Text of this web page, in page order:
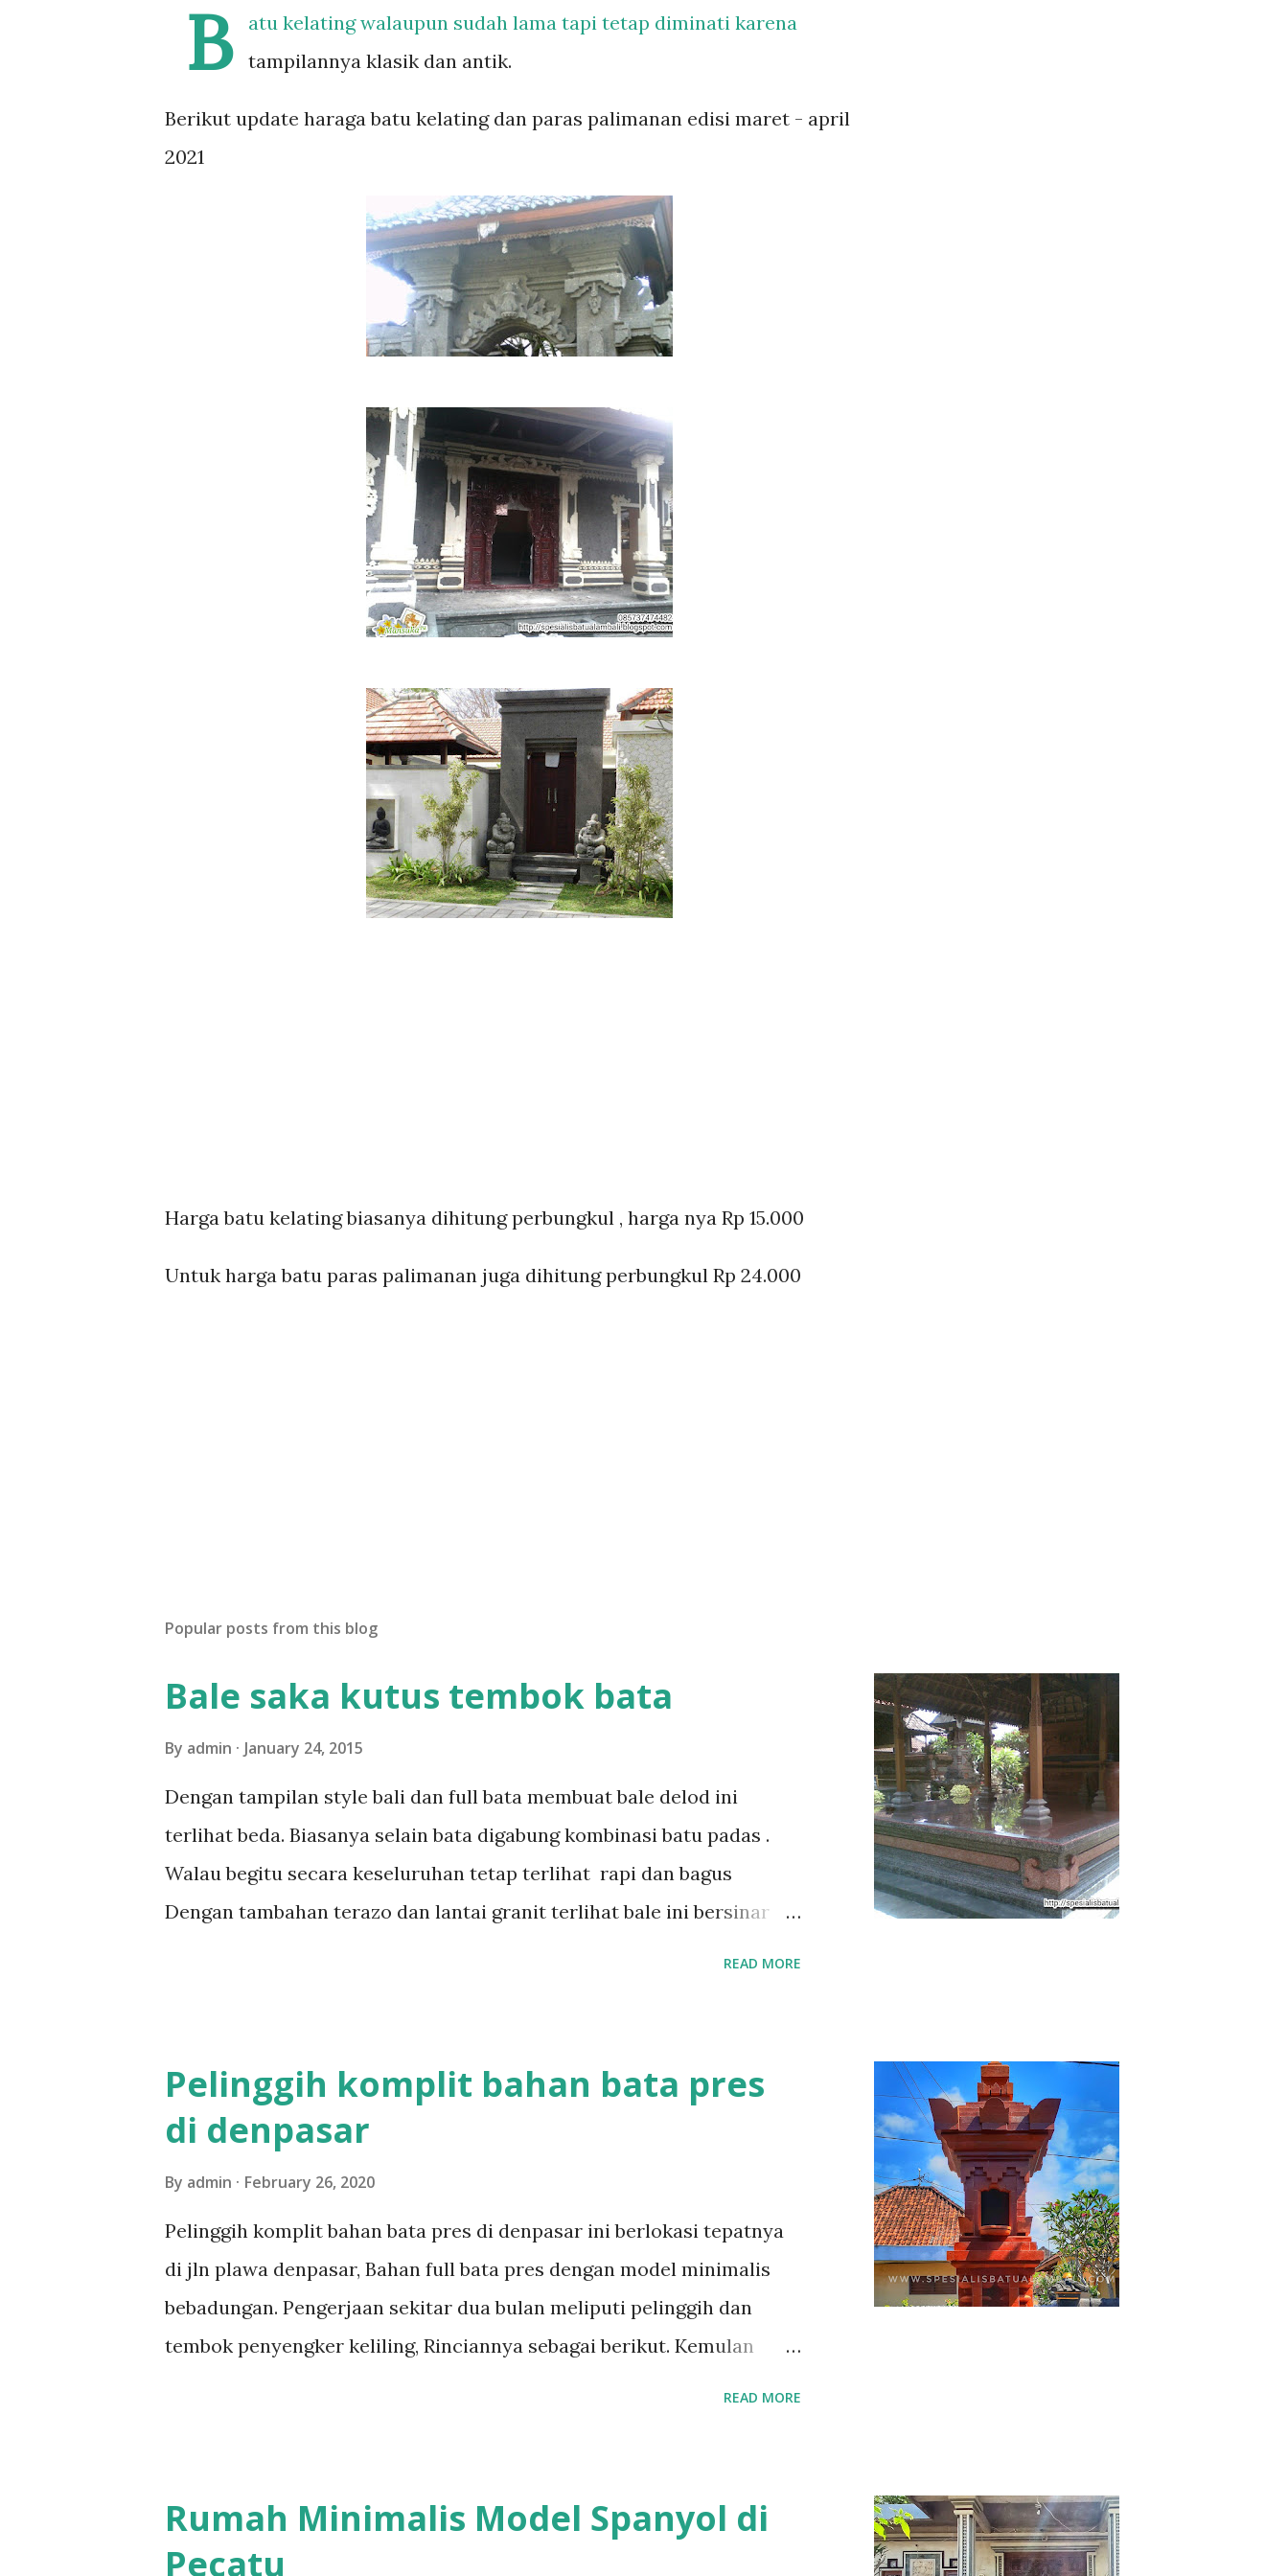
B
atu kelating walaupun sudah lama tapi tetap diminati karena
tampilannya klasik dan antik.
Berikut update haraga batu kelating dan paras palimanan edisi maret - april
2021
Harga batu kelating biasanya dihitung perbungkul , harga nya Rp 15.000
Untuk harga batu paras palimanan juga dihitung perbungkul Rp 24.000
Popular posts from this blog
Bale saka kutus tembok bata
By admin January 24, 2015
Dengan tampilan style bali dan full bata membuat bale delod ini
terlihat beda. Biasanya selain bata digabung kombinasi batu padas .
Walau begitu secara keseluruhan tetap terlihat rapi dan bagus
Dengan tambahan terazo dan lantai granit terlihat bale ini bersinar
READ MORE
Pelinggih komplit bahan bata pres
di denpasar
By admin February 26, 2020
Pelinggih komplit bahan bata pres di denpasar ini berlokasi tepatnya
di jln plawa denpasar, Bahan full bata pres dengan model minimalis
bebadungan. Pengerjaan sekitar dua bulan meliputi pelinggih dan
tembok penyengker keliling, Rinciannya sebagai berikut. Kemulan
dilihat di bawah ini Untuk model bangunan bali bahan bata pres bisa
dilihat di tautan sebagai berikut Semua postingan tentang bata pres
READ MORE
Rumah Minimalis Model Spanyol di
Pecatu